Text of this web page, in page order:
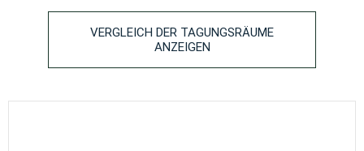
VERGLEICH DER TAGUNGSRÄUME
ANZEIGEN